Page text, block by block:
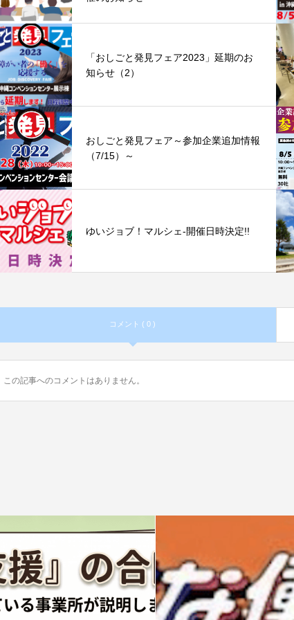
「おしごと発見フェア2023」延期のお
知らせ（2）
おしごと発見フェア～参加企業追加情報
（7/15）～
ゆいジョブ！マルシェ-開催日時決定!!
コメント ( 0 )
この記事へのコメントはありません。